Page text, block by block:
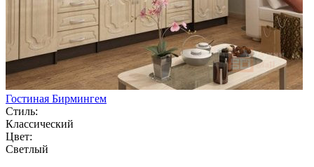
Гостиная Бирмингем
Стиль:
Классический
Цвет:
Светлый